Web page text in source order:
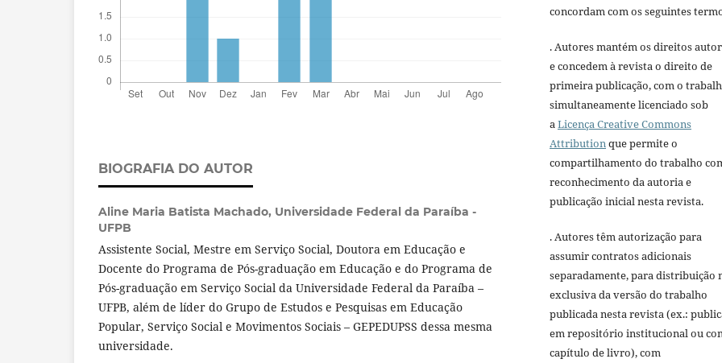
BIOGRAFIA DO AUTOR
Aline Maria Batista Machado, Universidade Federal da Paraíba -
UFPB
Assistente Social, Mestre em Serviço Social, Doutora em Educação e
Docente do Programa de Pós-graduação em Educação e do Programa de
Pós-graduação em Serviço Social da Universidade Federal da Paraíba –
UFPB, além de líder do Grupo de Estudos e Pesquisas em Educação
Popular, Serviço Social e Movimentos Sociais – GEPEDUPSS dessa mesma
universidade.
concordam com os seguintes
. Autores mantém os direitos
e concedem à revista o direito de
primeira publicação, com o
simultaneamente licenciado sob
aLicença Creative Commons
Attributionque permite o
compartilhamento do trabalho
reconhecimento da autoria e
publicação inicial nesta revista.
. Autores têm autorização para
assumir contratos adicionais
separadamente, para distribuição
exclusiva da versão do trabalho
publicada nesta revista (ex.:
em repositório institucional ou
capítulo de livro), com